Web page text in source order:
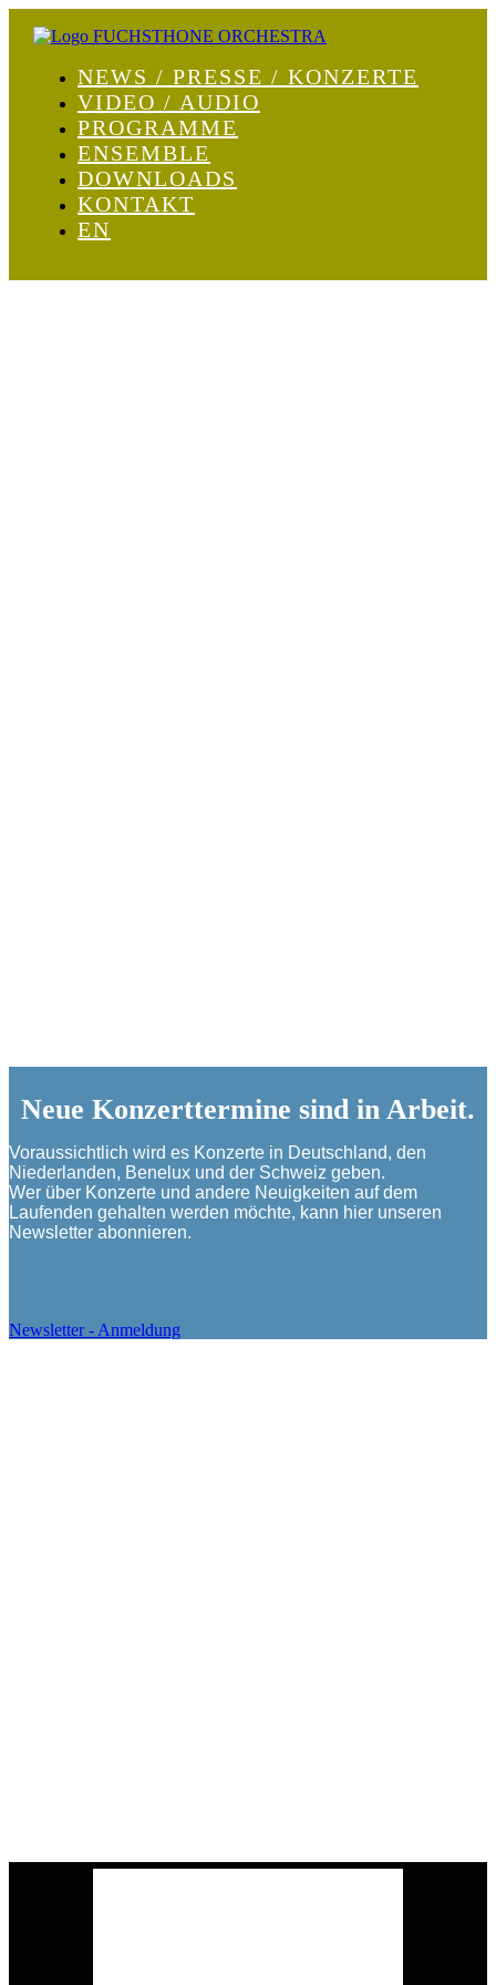
NEWS / PRESSE / KONZERTE
VIDEO / AUDIO
PROGRAMME
ENSEMBLE
DOWNLOADS
KONTAKT
EN
Neue Konzerttermine sind in Arbeit.
Voraussichtlich wird es Konzerte in Deutschland, den
Niederlanden, Benelux und der Schweiz geben.
Wer über Konzerte und andere Neuigkeiten auf dem
Laufenden gehalten werden möchte, kann hier unseren
Newsletter abonnieren.
Newsletter - Anmeldung